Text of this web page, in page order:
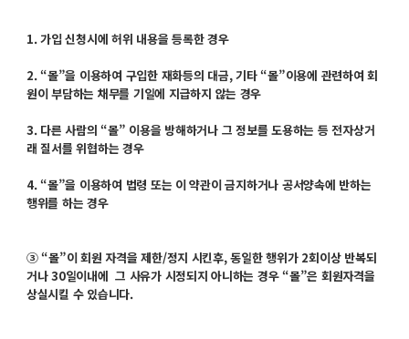
1. 가입 신청시에 허위 내용을 등록한 경우
2. “몰”을 이용하여 구입한 재화등의 대금, 기타 “몰”이용에 관련하여 회
원이 부담하는 채무를 기일에 지급하지 않는 경우
3. 다른 사람의 “몰” 이용을 방해하거나 그 정보를 도용하는 등 전자상거
래 질서를 위협하는 경우
4. “몰”을 이용하여 법령 또는 이 약관이 금지하거나 공서양속에 반하는
행위를 하는 경우
③ “몰”이 회원 자격을 제한/정지 시킨후, 동일한 행위가 2회이상 반복되
거나 30일이내에그 사유가 시정되지 아니하는 경우 “몰”은 회원자격을
상실시킬 수 있습니다.